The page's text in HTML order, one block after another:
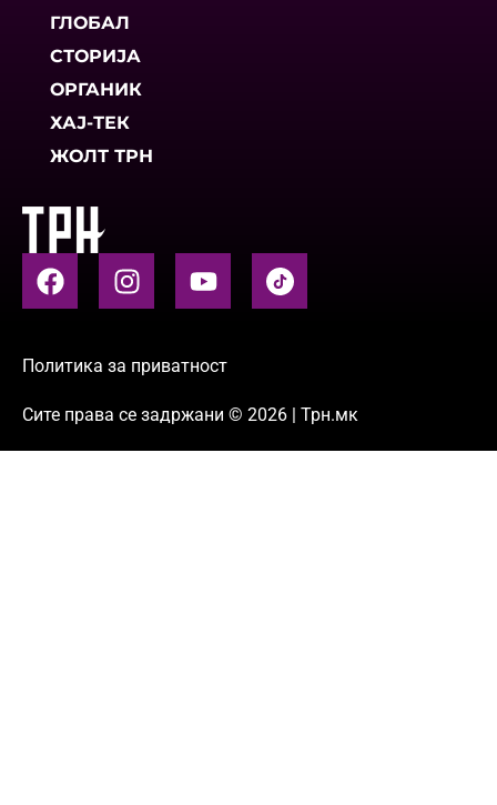
ГЛОБАЛ
СТОРИЈА
ОРГАНИК
ХАЈ-ТЕК
ЖОЛТ ТРН
Политика за приватност
Сите права се задржани © 2026 | Трн.мк